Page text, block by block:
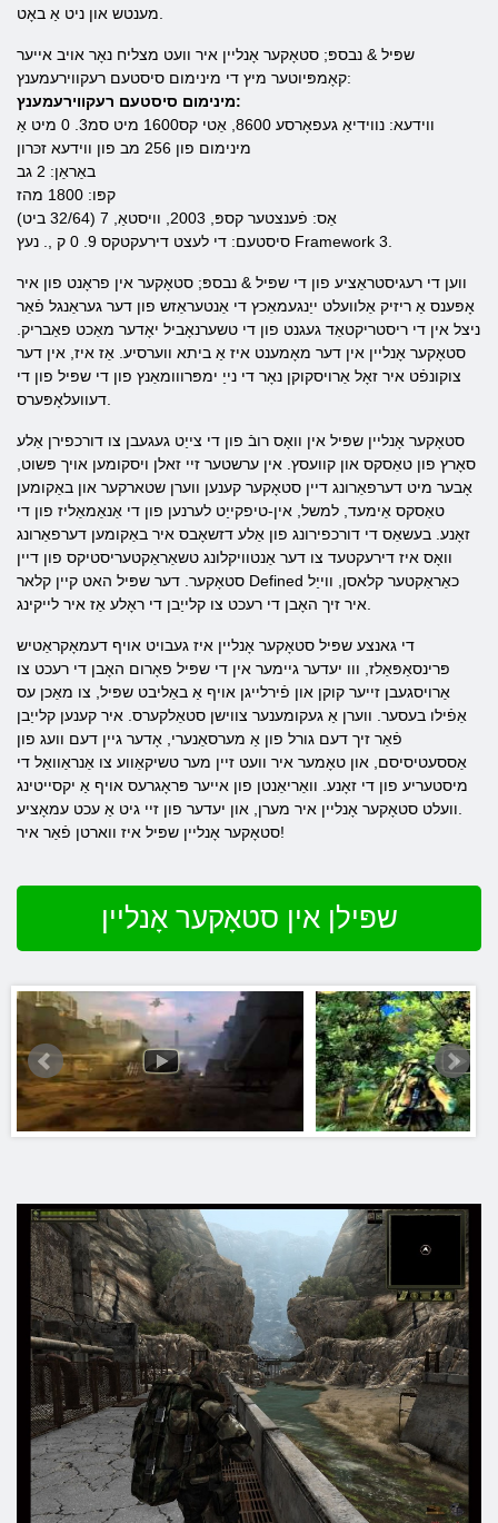
שפּיל & נבספּ; סטאָקער אָנליין איר וועט מצליח נאָר אויב אייער
קאָמפּיוטער מיץ די מינימום סיסטעם רעקווירעמענץ:
מינימום סיסטעם רעקווירעמענץ:
ווידעא: נווידיאַ געפאָרסע 8600, אַטי קס1600 מיט סמ3. 0 מיט אַ
מינימום פון 256 מב פון ווידעא זכּרון
באַראַן: 2 גב
קפּו: 1800 מהז
אַס: פֿענצטער קספּ, 2003, וויסטאַ, 7 (32/64 ביט)
סיסטעם: די לעצט דירעקטקס 9. 0 ק ,. נעץ Framework 3.
ווען די רעגיסטראַציע פון ​​די שפּיל & נבספּ; סטאָקער אין פראָנט פון איר
אָפּענס אַ ריזיק אַלוועלט ייַנגעמאַכץ די אַנטעראַזש פון דער געראַנגל פֿאַר
ניצל אין די ריסטריקטאַד געגנט פון די טשערנאָביל יאָדער מאַכט פאַבריק.
סטאָקער אָנליין אין דער מאָמענט איז אַ ביתא ווערסיע. אַז איז, אין דער
צוקונפֿט איר זאָל אַרויסקוקן נאָר די נייַ ימפּרווומאַנץ פון די שפּיל פון די
סטאָקער אָנליין שפּיל אין וואָס רובֿ פון די צייַט געגעבן צו דורכפירן אַלע
סאָרץ פון טאַסקס און קוועסץ. אין ערשטער זיי זאלן ויסקומען אויך פּשוט,
אָבער מיט דערפאַרונג דיין סטאָקער קענען ווערן שטארקער און באַקומען
טאַסקס אַימעד, למשל, אין-טיפקייַט לערנען פון די אַנאַמאַליז פון די
זאָנע. בעשאַס די דורכפירונג פון אַלע דזשאָבס איר באַקומען דערפאַרונג
וואָס איז דירעקטעד צו דער אַנטוויקלונג טשאַראַקטעריסטיקס פון דיין
סטאָקער. דער שפּיל האט קיין קלאר Defined כאַראַקטער קלאסן, ווייַל
די גאנצע שפּיל סטאָקער אָנליין איז געבויט אויף דעמאָקראַטיש
פּרינסאַפּאַלז, ווו יעדער גיימער אין די שפּיל פאָרום האָבן די רעכט צו
אַרויסגעבן זייער קוקן און פֿירלייגן אויף אַ באַליבט שפּיל, צו מאַכן עס
אַפֿילו בעסער. ווערן אַ געקומענער צווישן סטאַלקערס. איר קענען קלייַבן
פֿאַר זיך דעם גורל פון אַ מערסאַנערי, אָדער גיין דעם וועג פון
אַססעטיסיסם, און טאָמער איר וועט זיין מער טשיקאַווע צו אַנראַוואַל די
מיסטעריע פון ​​די זאָנע. וואַריאַנטן פון אייער פּראָגרעס אויף אַ יקסייטינג
סטאָקער אָנליין שפּיל איז ווארטן פֿאַר איר!
שפּילן אין סטאָקער אָנליין